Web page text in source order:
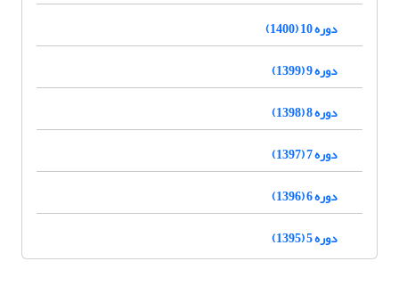
دوره 10 (1400)
دوره 9 (1399)
دوره 8 (1398)
دوره 7 (1397)
دوره 6 (1396)
دوره 5 (1395)